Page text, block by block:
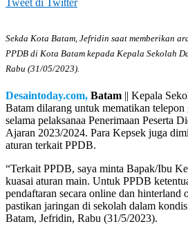
Tweet di Twitter
Sekda Kota Batam, Jefridin saat memberikan
PPDB di Kota Batam kepada Kepala Sekolah
Rabu (31/05/2023).
Desaintoday.com, Batam || Kepala
Batam dilarang untuk mematikan telepon
selama pelaksanaa Penerimaan Peserta
Ajaran 2023/2024. Para Kepsek juga
aturan terkait PPDB.
“Terkait PPDB, saya minta Bapak/Ibu
kuasai aturan main. Untuk PPDB
pendaftaran secara online dan
pastikan jaringan di sekolah dalam
Batam, Jefridin, Rabu (31/5/2023).